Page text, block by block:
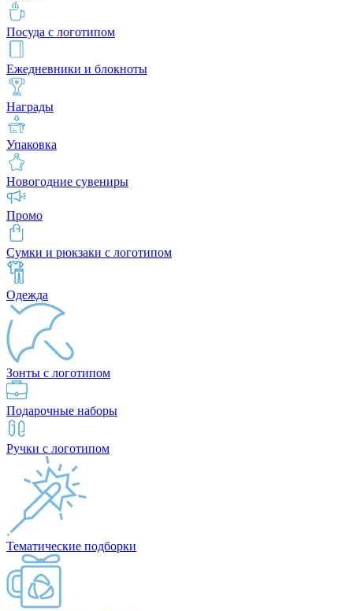
Посуда с логотипом
Ежедневники и блокноты
Награды
Упаковка
Новогодние сувениры
Промо
Сумки и рюкзаки с логотипом
Одежда
Зонты с логотипом
Подарочные наборы
Ручки с логотипом
Тематические подборки